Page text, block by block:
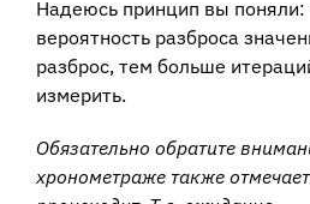
Надеюсь принцип вы
вероятность разброса
разброс, тем больше
измерить.
Обязательно обратите
хронометраже также